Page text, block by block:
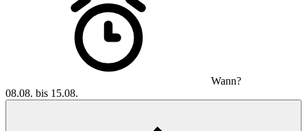
Wann?
08.08. bis 15.08.